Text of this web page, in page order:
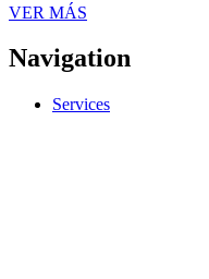
VER MÁS
Navigation
Services